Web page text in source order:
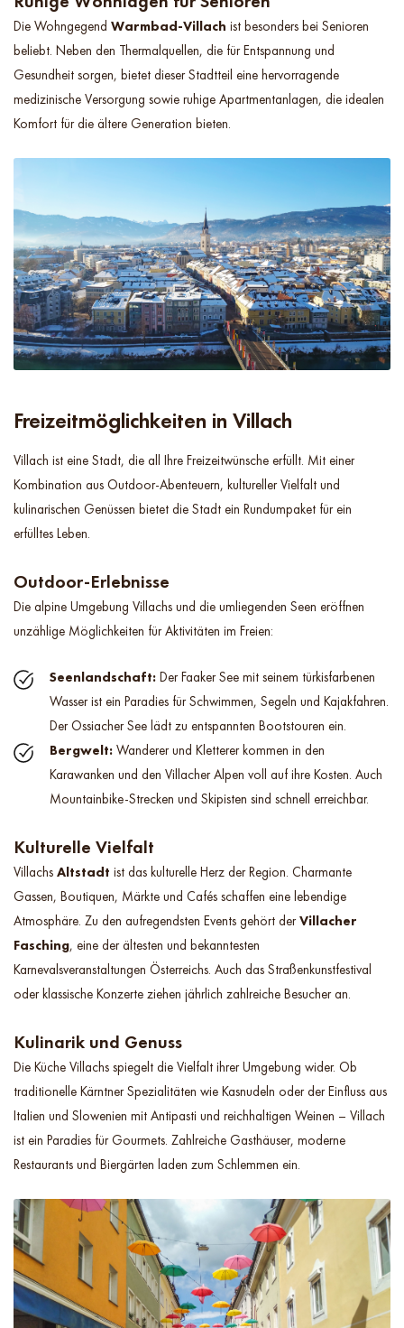
Die Wohngegend Warmbad-Villach ist besonders bei Senioren
beliebt. Neben den Thermalquellen, die für Entspannung und
Gesundheit sorgen, bietet dieser Stadtteil eine hervorragende
medizinische Versorgung sowie ruhige Apartmentanlagen, die idealen
Komfort für die ältere Generation bieten.
Freizeitmöglichkeiten in Villach
Villach ist eine Stadt, die all Ihre Freizeitwünsche erfüllt. Mit einer
Kombination aus Outdoor-Abenteuern, kultureller Vielfalt und
kulinarischen Genüssen bietet die Stadt ein Rundumpaket für ein
erfülltes Leben.
Outdoor-Erlebnisse
Die alpine Umgebung Villachs und die umliegenden Seen eröffnen
unzählige Möglichkeiten für Aktivitäten im Freien:
Seenlandschaft: Der Faaker See mit seinem türkisfarbenen
Wasser ist ein Paradies für Schwimmen, Segeln und Kajakfahren.
Der Ossiacher See lädt zu entspannten Bootstouren ein.
Bergwelt: Wanderer und Kletterer kommen in den
Karawanken und den Villacher Alpen voll auf ihre Kosten. Auch
Mountainbike-Strecken und Skipisten sind schnell erreichbar.
Kulturelle Vielfalt
Villachs Altstadt ist das kulturelle Herz der Region. Charmante
Gassen, Boutiquen, Märkte und Cafés schaffen eine lebendige
Atmosphäre. Zu den aufregendsten Events gehört derVillacher
Fasching, eine der ältesten und bekanntesten
Karnevalsveranstaltungen Österreichs. Auch das Straßenkunstfestival
oder klassische Konzerte ziehen jährlich zahlreiche Besucher an.
Kulinarik und Genuss
Die Küche Villachs spiegelt die Vielfalt ihrer Umgebung wider. Ob
traditionelle Kärntner Spezialitäten wie Kasnudeln oder der Einfluss aus
Italien und Slowenien mit Antipasti und reichhaltigen Weinen – Villach
ist ein Paradies für Gourmets. Zahlreiche Gasthäuser, moderne
Restaurants und Biergärten laden zum Schlemmen ein.